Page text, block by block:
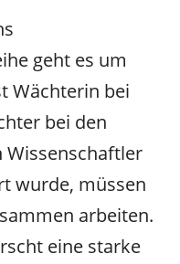
geht es um
Wächterin bei
bei den
Wissenschaftler
wurde, müssen
arbeiten.
eine starke